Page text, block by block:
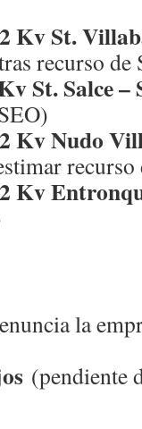
recurso de
Salce –
la
(pendiente